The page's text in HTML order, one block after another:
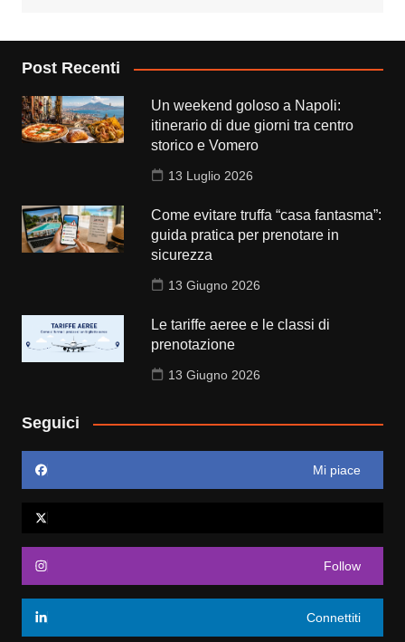
Post Recenti
Un weekend goloso a Napoli:
itinerario di due giorni tra centro
storico e Vomero
13 Luglio 2026
Come evitare truffa “casa fantasma”:
guida pratica per prenotare in
sicurezza
13 Giugno 2026
Le tariffe aeree e le classi di
prenotazione
13 Giugno 2026
Seguici
Mi piace
Follow
Connettiti